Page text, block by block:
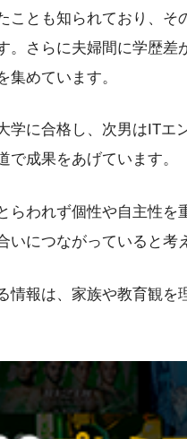
ことも知られており、そ
。さらに夫婦間に学歴差
集めています。
学に合格し、次男はITエ
成果をあげています。
らわれず個性や自主性
につながっていると考
情報は、家族や教育観を